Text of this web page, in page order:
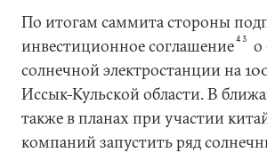
По итогам саммита стороны
инвестиционное соглашение43
о
солнечной электростанции на
Иссык-Кульской области. В
также в планах при участии
компаний запустить ряд